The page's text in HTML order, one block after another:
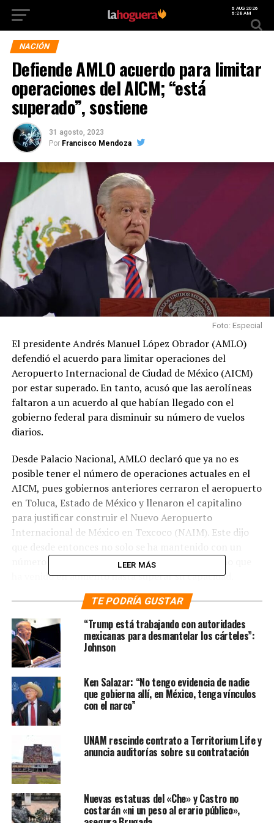
6 AUG 2026
6:28 AM
NACIÓN
Defiende AMLO acuerdo para limitar
operaciones del AICM; “está
superado”, sostiene
31 agosto, 2023
Por Francisco Mendoza
Foto: Especial
El presidente Andrés Manuel López Obrador (AMLO)
defendió el acuerdo para limitar operaciones del
Aeropuerto Internacional de Ciudad de México (AICM)
por estar superado. En tanto, acusó que las aerolíneas
faltaron a un acuerdo al que habían llegado con el
gobierno federal para disminuir su número de vuelos
diarios.
Desde Palacio Nacional, AMLO declaró que ya no es
posible tener el número de operaciones actuales en el
AICM, pues gobiernos anteriores cerraron el aeropuerto
en Toluca, Estado de México y llenaron el capitalino
para justificar construir el Nuevo Aeropuerto
Internacional de México en Texcoco (NAIM). Este dijo
número alto de operaciones y un alto tráfico, sino que
ha venido en aumento hasta superar su capacidad.
“Tiene una sobresaturación todavía del 50 por ciento. Y
ya hay problemas de tráfico y queremos actuar con
responsabilidad. Hay una recomendación de Protección
Civil; entonces, tuvimos que tomar esa decisión de
reducir el número de operaciones para evitar un
problema mayor. [Pasará de] 52 a 43 [vuelos] por hora”,
pronunció el mandatario nacional.
Te puede interesar
AMLO uso del arrendamiento
financiero para adquirir aviones
de ‘Mexicana de Aviación’
LEER MÁS
TE PODRÍA GUSTAR
“Trump está trabajando con autoridades
mexicanas para desmantelar los cárteles”:
Johnson
Ken Salazar: “No tengo evidencia de nadie
que gobierna allí, en México, tenga vínculos
con el narco”
UNAM rescinde contrato a Territorium Life y
anuncia auditorías sobre su contratación
Nuevas estatuas del «Che» y Castro no
costarán «ni un peso al erario público»,